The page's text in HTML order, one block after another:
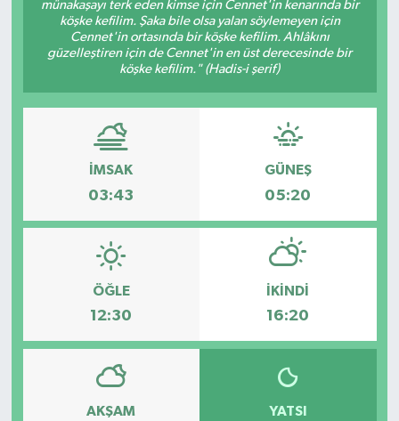
münakaşayı terk eden kimse için Cennet'in kenarında bir
köşke kefilim. Şaka bile olsa yalan söylemeyen için
Cennet'in ortasında bir köşke kefilim. Ahlâkını
güzelleştiren için de Cennet'in en üst derecesinde bir
köşke kefilim." (Hadis-i şerif)
İMSAK
03:43
GÜNEŞ
05:20
ÖĞLE
12:30
İKINDI
16:20
AKŞAM YATSI
RESMİ İLAN